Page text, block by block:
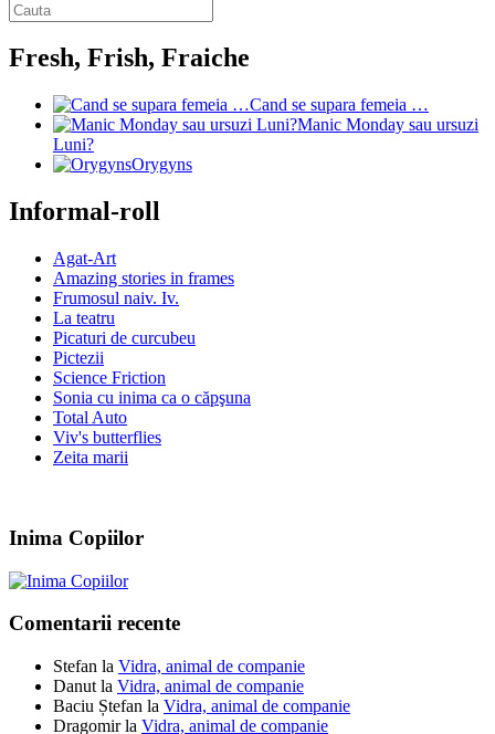
Fresh, Frish, Fraiche
Cand se supara femeia …
Manic Monday sau ursuzi
Luni?
Orygyns
Informal-roll
Agat-Art
Amazing stories in frames
Frumosul naiv. Iv.
La teatru
Picaturi de curcubeu
Pictezii
Science Friction
Sonia cu inima ca o căpşuna
Total Auto
Viv's butterflies
Zeita marii
Inima Copiilor
Comentarii recente
Stefan la Vidra, animal de companie
Danut la Vidra, animal de companie
Baciu Ștefan la Vidra, animal de companie
Dragomirla Vidra, animal de companie